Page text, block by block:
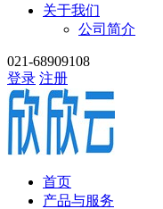
关于我们
公司简介
021-68909108
登录 注册
首页
产品与服务